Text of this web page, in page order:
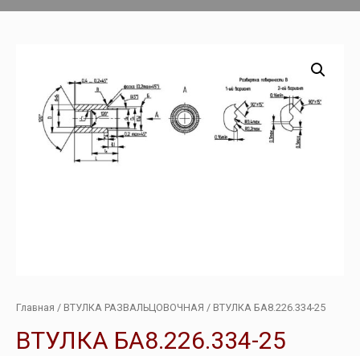
Главная / ВТУЛКА РАЗВАЛЬЦОВОЧНАЯ / ВТУЛКА БА8.226.334-25
ВТУЛКА БА8.226.334-25